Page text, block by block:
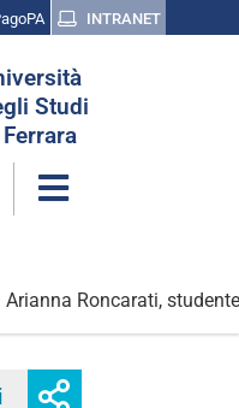
INTRANET
Studi
Roncarati,